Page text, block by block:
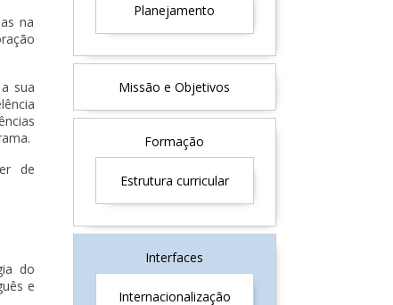
na
sua
de
do
e
Planejamento
Missão e Objetivos
Formação
Estrutura curricular
Interfaces
Internacionalização